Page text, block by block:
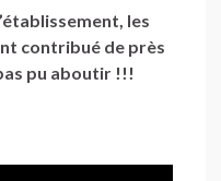
les
contribué de près
pu aboutir !!!